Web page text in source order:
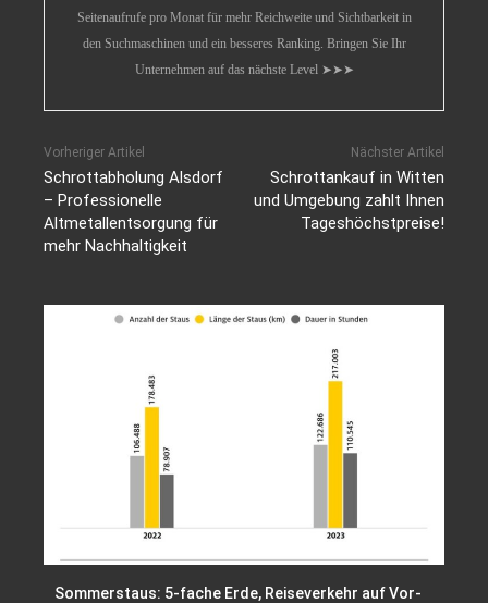
Seitenaufrufe pro Monat für mehr Reichweite und Sichtbarkeit in
den Suchmaschinen und ein besseres Ranking. Bringen Sie Ihr
Unternehmen auf das nächste Level ➤➤➤
Vorheriger Artikel
Schrottabholung Alsdorf
– Professionelle
Altmetallentsorgung für
mehr Nachhaltigkeit
Nächster Artikel
Schrottankauf in Witten
und Umgebung zahlt Ihnen
Tageshöchstpreise!
Sommerstaus: 5-fache Erde, Reiseverkehr auf Vor-